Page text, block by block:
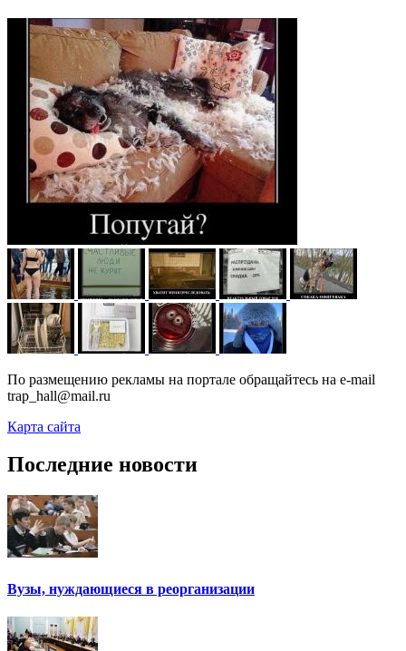
По размещению рекламы на портале обращайтесь на e-mail
trap_hall@mail.ru
Карта сайта
Последние новости
Вузы, нуждающиеся в реорганизации